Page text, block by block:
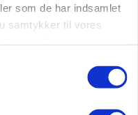
som de har indsamlet
samtykker til vores